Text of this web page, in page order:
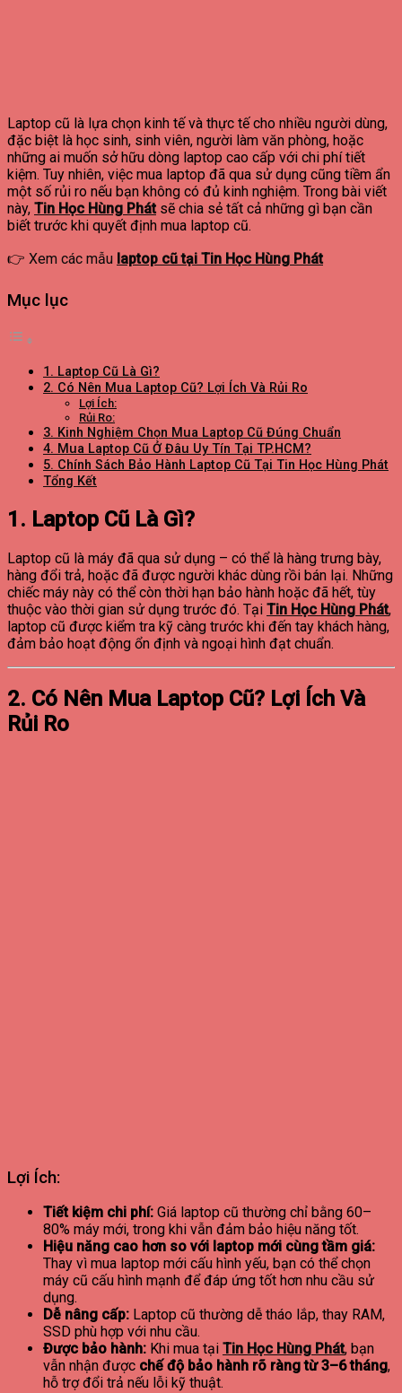
Laptop cũ là lựa chọn kinh tế và thực tế cho nhiều người dùng,
đặc biệt là học sinh, sinh viên, người làm văn phòng, hoặc
những ai muốn sở hữu dòng laptop cao cấp với chi phí tiết
kiệm. Tuy nhiên, việc mua laptop đã qua sử dụng cũng tiềm ẩn
một số rủi ro nếu bạn không có đủ kinh nghiệm. Trong bài viết
này, Tin Học Hùng Phátsẽ chia sẻ tất cả những gì bạn cần
biết trước khi quyết định mua laptop cũ.
👉 Xem các mẫu laptop cũ tại Tin Học Hùng Phát
Mục lục
1. Laptop Cũ Là Gì?
2. Có Nên Mua Laptop Cũ? Lợi Ích Và Rủi Ro
Lợi Ích:
Rủi Ro:
3. Kinh Nghiệm Chọn Mua Laptop Cũ Đúng Chuẩn
4. Mua Laptop Cũ Ở Đâu Uy Tín Tại TP.HCM?
5. Chính Sách Bảo Hành Laptop Cũ Tại Tin Học Hùng Phát
Tổng Kết
1. Laptop Cũ Là Gì?
Laptop cũ là máy đã qua sử dụng – có thể là hàng trưng bày,
hàng đổi trả, hoặc đã được người khác dùng rồi bán lại. Những
chiếc máy này có thể còn thời hạn bảo hành hoặc đã hết, tùy
thuộc vào thời gian sử dụng trước đó. Tại Tin Học Hùng Phát,
laptop cũ được kiểm tra kỹ càng trước khi đến tay khách hàng,
đảm bảo hoạt động ổn định và ngoại hình đạt chuẩn.
2. Có Nên Mua Laptop Cũ? Lợi Ích Và
Rủi Ro
Lợi Ích:
Tiết kiệm chi phí: Giá laptop cũ thường chỉ bằng 60–
80% máy mới, trong khi vẫn đảm bảo hiệu năng tốt.
Hiệu năng cao hơn so với laptop mới cùng tầm giá:
Thay vì mua laptop mới cấu hình yếu, bạn có thể chọn
máy cũ cấu hình mạnh để đáp ứng tốt hơn nhu cầu sử
dụng.
Dễ nâng cấp: Laptop cũ thường dễ tháo lắp, thay RAM,
SSD phù hợp với nhu cầu.
Được bảo hành: Khi mua tại Tin Học Hùng Phát, bạn
vẫn nhận được chế độ bảo hành rõ ràng từ 3–6 tháng,
hỗ trợ đổi trả nếu lỗi kỹ thuật.